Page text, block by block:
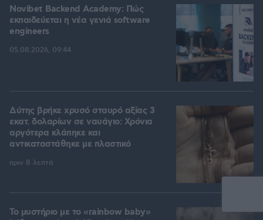
Novibet Backend Academy: Πώς
εκπαιδεύεται η νέα γενιά software
engineers
05.08.2026, 09:44
Δύτης βρήκε χρυσό σταυρό αξίας 3
εκατ. δολαρίων σε ναυάγιο: Χρόνια
αργότερα κλάπηκε και
αντικαταστάθηκε με πλαστικό
πριν 8 λεπτά
Το μυστήριο με το «rainbow baby»